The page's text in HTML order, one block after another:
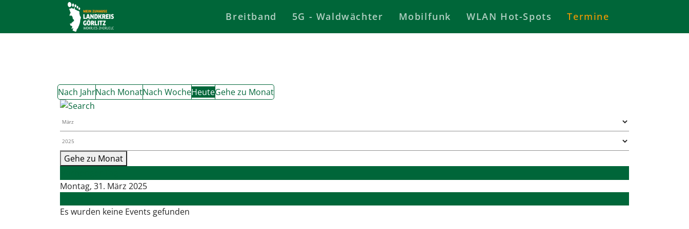
Breitband 5G - Waldwächter Mobilfunk WLAN Hot-Spots Termine
Nach JahrNach MonatNach WocheHeuteGehe zu Monat
Gehe zu Monat
Montag, 31. März 2025
Es wurden keine Events gefunden